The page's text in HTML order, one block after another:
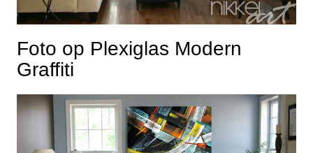
Foto op Plexiglas Modern
Graffiti